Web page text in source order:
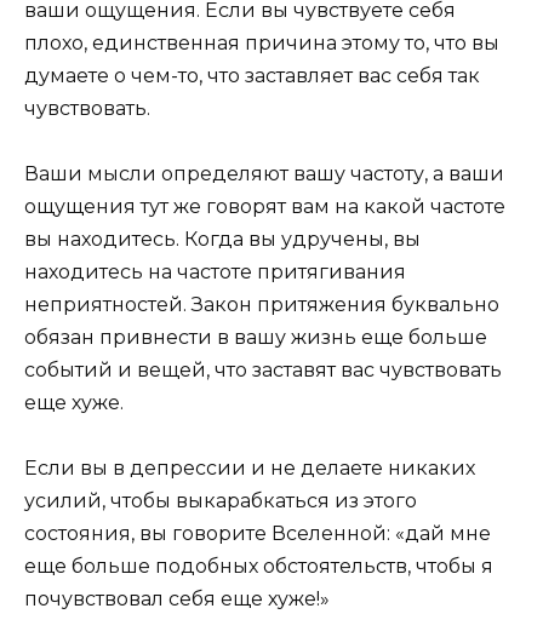
ваши ощущения. Если вы чувствуете себя
плохо, единственная причина этому то, что вы
думаете о чем-то, что заставляет вас себя так
чувствовать.
Ваши мысли определяют вашу частоту, а ваши
ощущения тут же говорят вам на какой частоте
вы находитесь. Когда вы удручены, вы
находитесь на частоте притягивания
неприятностей. Закон притяжения буквально
обязан привнести в вашу жизнь еще больше
событий и вещей, что заставят вас чувствовать
еще хуже.
Если вы в депрессии и не делаете никаких
усилий, чтобы выкарабкаться из этого
состояния, вы говорите Вселенной: «дай мне
еще больше подобных обстоятельств, чтобы я
почувствовал себя еще хуже!»